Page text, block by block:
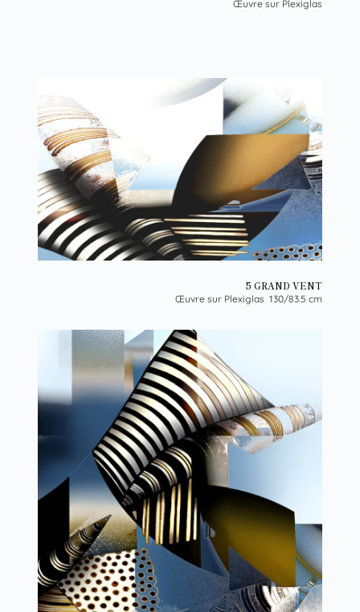
Œuvre sur Plexiglas
5 GRAND VENT
Œuvre sur Plexiglas 130/83.5 cm